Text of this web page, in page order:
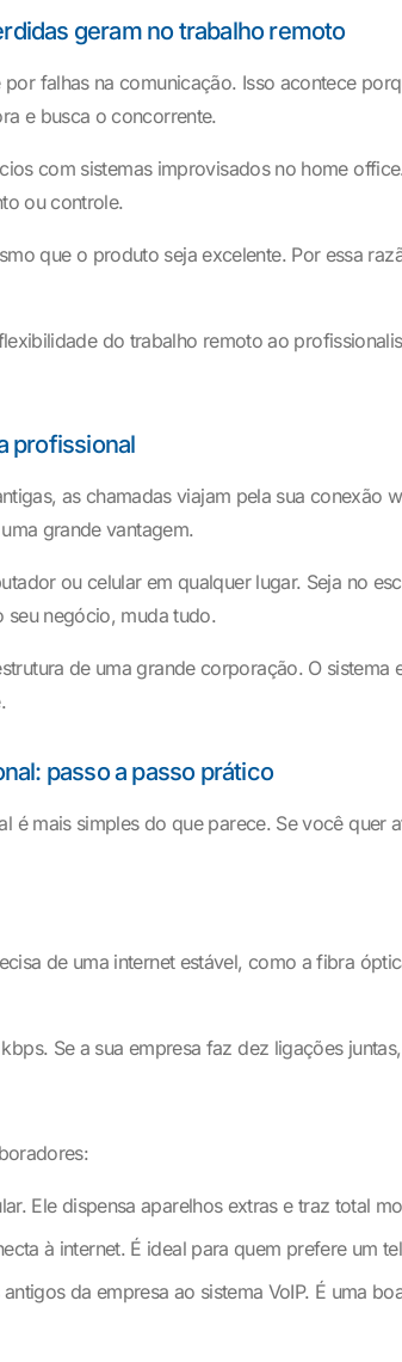
geram no trabalho remoto
falhas na comunicação. Isso acontece
e busca o concorrente.
com sistemas improvisados no home
ou controle.
que o produto seja excelente. Por essa
do trabalho remoto ao
profissional
as chamadas viajam pela sua
grande vantagem.
ou celular em qualquer lugar. Seja no
seu negócio, muda tudo.
de uma grande corporação. O
passo a passo prático
é mais simples do que parece. Se você
de uma internet estável, como a fibra
Se a sua empresa faz dez ligações
Ele dispensa aparelhos extras e traz total
à internet. É ideal para quem prefere um
da empresa ao sistema VoIP. É uma